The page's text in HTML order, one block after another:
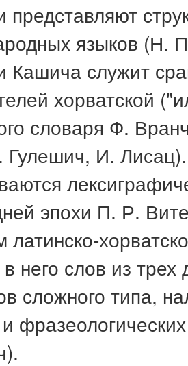
представляют
языков (Н.
Кашича служит
хорватской
словаря Ф.
И.
эпохи П. Р.
латинско-
него слов из
сложного типа,